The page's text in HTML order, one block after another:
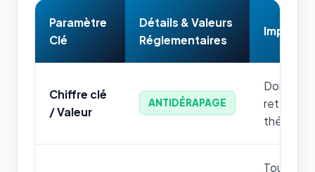
Paramètre
Clé
Détails & Valeurs
Réglementaires
Impact &
Chiffre clé
/ Valeur
ANTIDÉRAPAGE
Donnée
retenir
Toute